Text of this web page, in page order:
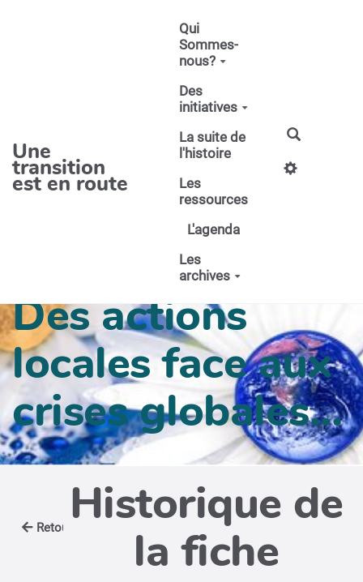
Une
transition
est en route
Qui
Sommes-
nous?
Des
initiatives
La suite de
l'histoire
Les
ressources
L'agenda
Les
archives
Des actions
locales face aux
crises globales...
Retour Historique de
la fiche